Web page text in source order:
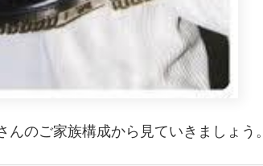
んのご家族構成から見ていきましょう。